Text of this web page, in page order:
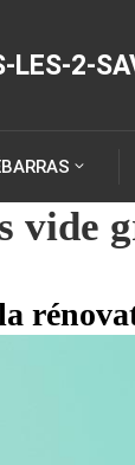
LES-2-
vide